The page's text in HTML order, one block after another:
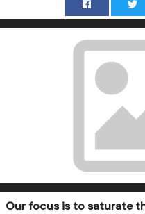
Our focus is to saturate